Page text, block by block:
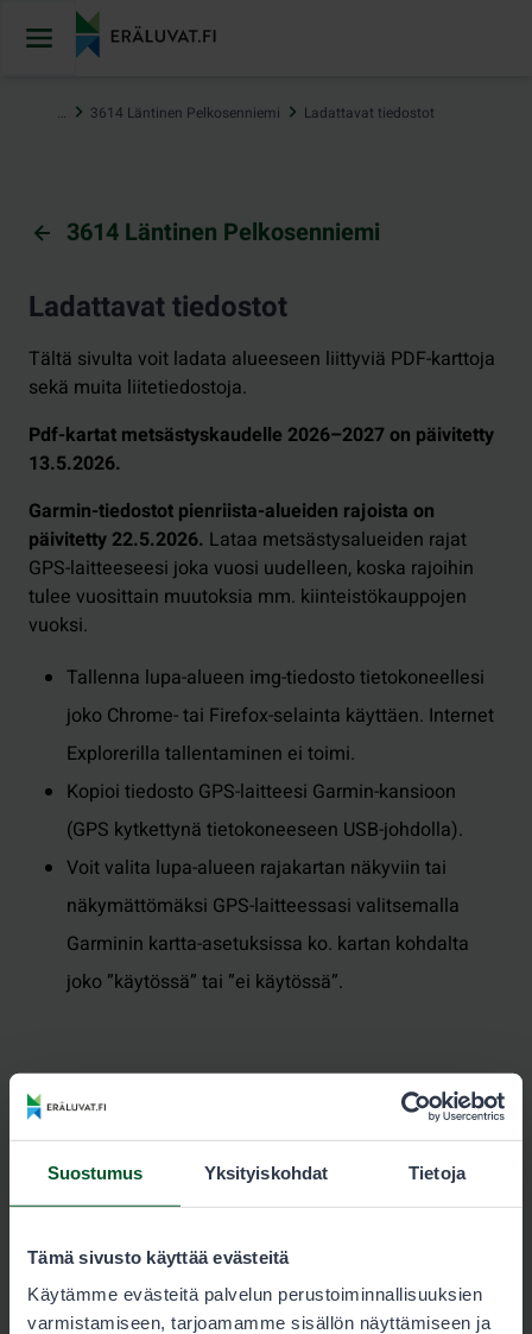
Suostumus Yksityiskohdat Tietoja
Tämä sivusto käyttää evästeitä
Käytämme evästeitä palvelun perustoiminnallisuuksien
varmistamiseen, tarjoamamme sisällön näyttämiseen ja
sisältöön
… 3614 Läntinen Pelkosenniemi Ladattavat tiedostot
3614 Läntinen Pelkosenniemi
Ladattavat tiedostot
Tältä sivulta voit ladata alueeseen liittyviä PDF-karttoja
sekä muita liitetiedostoja.
Pdf-kartat metsästyskaudelle 2026–2027 on päivitetty
13.5.2026.
Garmin-tiedostot pienriista-alueiden rajoista on
päivitetty 22.5.2026. Lataa metsästysalueiden rajat
GPS-laitteeseesi joka vuosi uudelleen, koska rajoihin
tulee vuosittain muutoksia mm. kiinteistökauppojen
vuoksi.
Tallenna lupa-alueen img-tiedosto tietokoneellesi
joko Chrome- tai Firefox-selainta käyttäen. Internet
Explorerilla tallentaminen ei toimi.
Kopioi tiedosto GPS-laitteesi Garmin-kansioon
(GPS kytkettynä tietokoneeseen USB-johdolla).
Voit valita lupa-alueen rajakartan näkyviin tai
näkymättömäksi GPS-laitteessasi valitsemalla
Garminin kartta-asetuksissa ko. kartan kohdalta
joko ”käytössä” tai ”ei käytössä”.
Kartat
Läntinen Pelkosenniemi lupa-alueen
kartta
3614-lantinen-pelkosenniemi_kartta.pdf
4.1 MB